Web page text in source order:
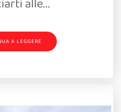
A LEGGERE